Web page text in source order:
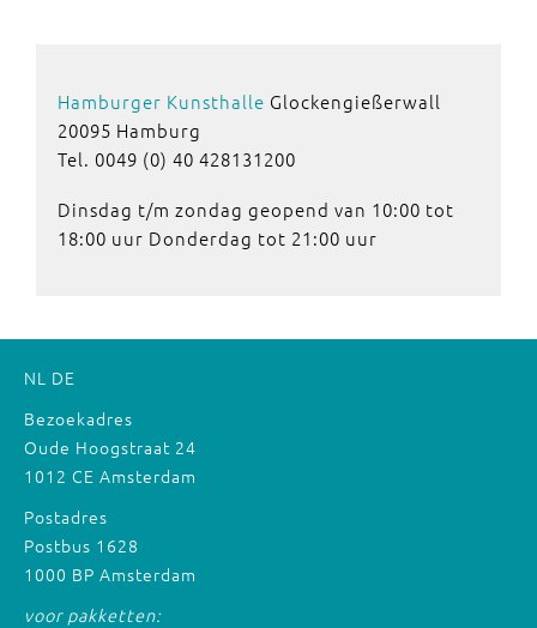
Hamburger Kunsthalle Glockengießerwall
20095 Hamburg
Tel. 0049 (0) 40 428131200
Dinsdag t/m zondag geopend van 10:00 tot
18:00 uur Donderdag tot 21:00 uur
NL DE
Bezoekadres
Oude Hoogstraat 24
1012 CE Amsterdam
Postadres
Postbus 1628
1000 BP Amsterdam
voor pakketten: